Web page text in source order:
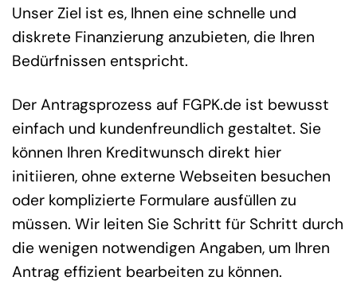
Unser Ziel ist es, Ihnen eine schnelle und
diskrete Finanzierung anzubieten, die Ihren
Bedürfnissen entspricht.
Der Antragsprozess auf FGPK.de ist bewusst
einfach und kundenfreundlich gestaltet. Sie
können Ihren Kreditwunsch direkt hier
initiieren, ohne externe Webseiten besuchen
oder komplizierte Formulare ausfüllen zu
müssen. Wir leiten Sie Schritt für Schritt durch
die wenigen notwendigen Angaben, um Ihren
Antrag effizient bearbeiten zu können.